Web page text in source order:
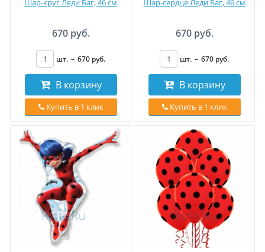
Шар-круг Леди Баг, 46 см
670 руб.
шт. – 670 руб.
В корзину
Купить в 1 клик
Шар-сердце Леди Баг, 46 см
670 руб.
шт. – 670 руб.
В корзину
Купить в 1 клик